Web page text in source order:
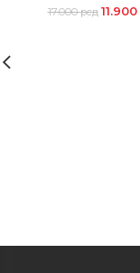
17.000рсд 11.900